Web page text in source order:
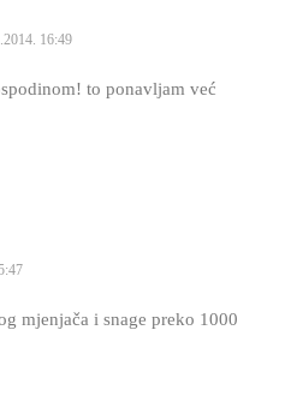
16:49
to ponavljam već
mjenjača i snage preko 1000